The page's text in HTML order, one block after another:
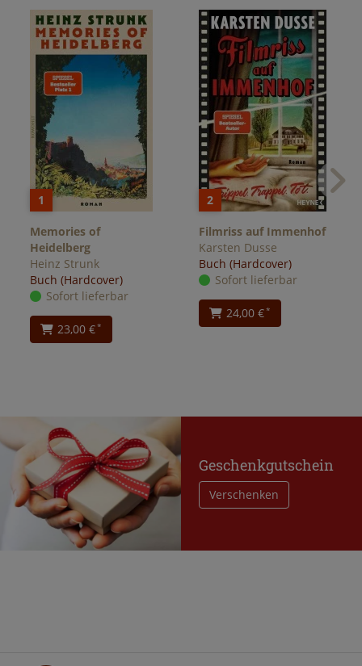
1
Memories of
Heidelberg
Heinz Strunk
Buch (Hardcover)
Sofort lieferbar
23,00 €*
2
Filmriss auf Immenhof
Karsten Dusse
Buch (Hardcover)
Sofort lieferbar
24,00 €*
Geschenkgutschein
Verschenken